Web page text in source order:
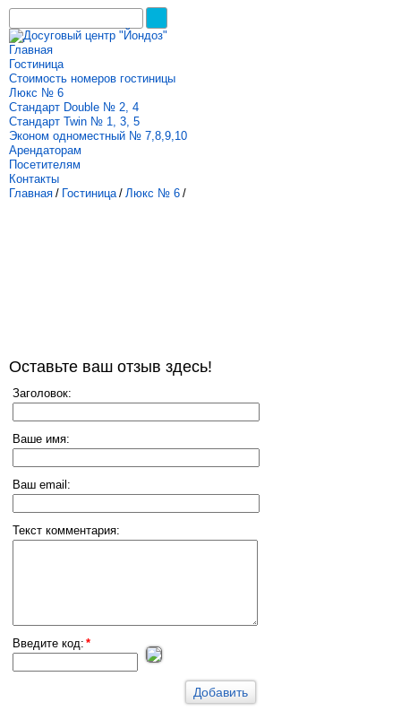
Главная
Гостиница
Стоимость номеров гостиницы
Люкс № 6
Стандарт Double № 2, 4
Стандарт Twin № 1, 3, 5
Эконом одноместный № 7,8,9,10
Арендаторам
Посетителям
Контакты
Главная / Гостиница / Люкс № 6 /
Оставьте ваш отзыв здесь!
Заголовок:
Ваше имя:
Ваш email:
Текст комментария:
Введите код: *